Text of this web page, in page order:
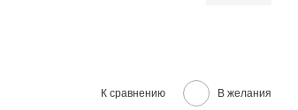
К сравнению В желания